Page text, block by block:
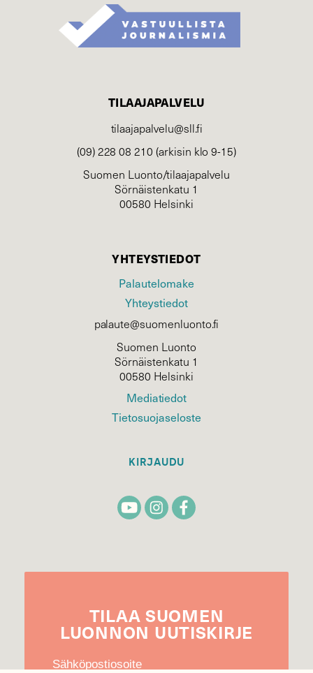
TILAAJAPALVELU
tilaajapalvelu@sll.fi
(09) 228 08 210 (arkisin klo 9-15)
Suomen Luonto/tilaajapalvelu
Sörnäistenkatu 1
00580 Helsinki
YHTEYSTIEDOT
Palautelomake
Yhteystiedot
palaute@suomenluonto.fi
Suomen Luonto
Sörnäistenkatu 1
00580 Helsinki
Mediatiedot
Tietosuojaseloste
KIRJAUDU
TILAA SUOMEN
LUONNON UUTIS­KIRJE
Sähköpostiosoite